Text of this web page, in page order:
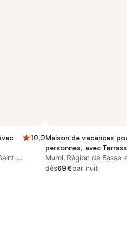
10,0Maison de vacances
personnes, avec
Murol, Région de
Anastaise
dès69 €par nuit